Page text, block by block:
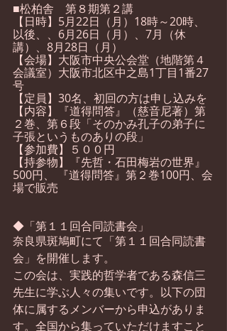
■松柏舎　第８期第２講
【日時】5月22日（月）18時～20時、
以後、、6月26日（月）、7月（休
講）、8月28日（月）
【会場】大阪市中央公会堂（地階第４
会議室）大阪市北区中之島1丁目1番27
号
【定員】30名、初回の方は申し込みを
【内容】『道得問答』（慈音尼著）第
２巻、第６段「そのかみ孔子の弟子に
子張というものありの段」
【参加費】５００円
【持参物】『先哲・石田梅岩の世界』
500円、 『道得問答』第２巻100円、会
場で販売
◆「第１１回合同読書会」
奈良県斑鳩町にて「第１１回合同読書
会」を開催します。
この会は、実践的哲学者である森信三
先生に学ぶ人々の集いです。以下の団
体に属するメンバーから申込がありま
す。全国から集っていただけますこと